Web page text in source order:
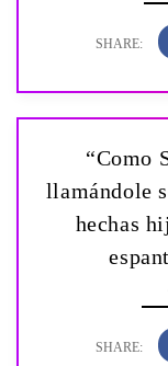
“Como
llamándole
hechas